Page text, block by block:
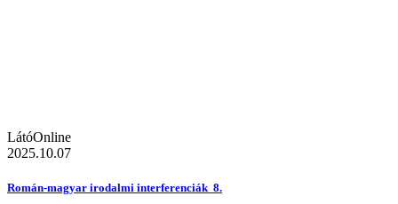
LátóOnline
2025.10.07
Román-magyar irodalmi interferenciák 8.